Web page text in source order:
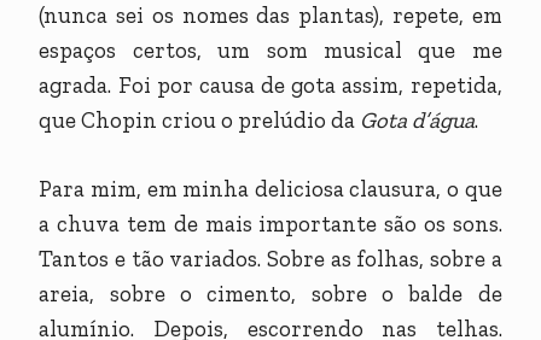
(nunca sei os nomes das plantas), repete, em
espaços certos, um som musical que me
agrada. Foi por causa de gota assim, repetida,
que Chopin criou o prelúdio da Gota d’água.
Para mim, em minha deliciosa clausura, o que
a chuva tem de mais importante são os sons.
Tantos e tão variados. Sobre as folhas, sobre a
areia, sobre o cimento, sobre o balde de
alumínio. Depois, escorrendo nas telhas.